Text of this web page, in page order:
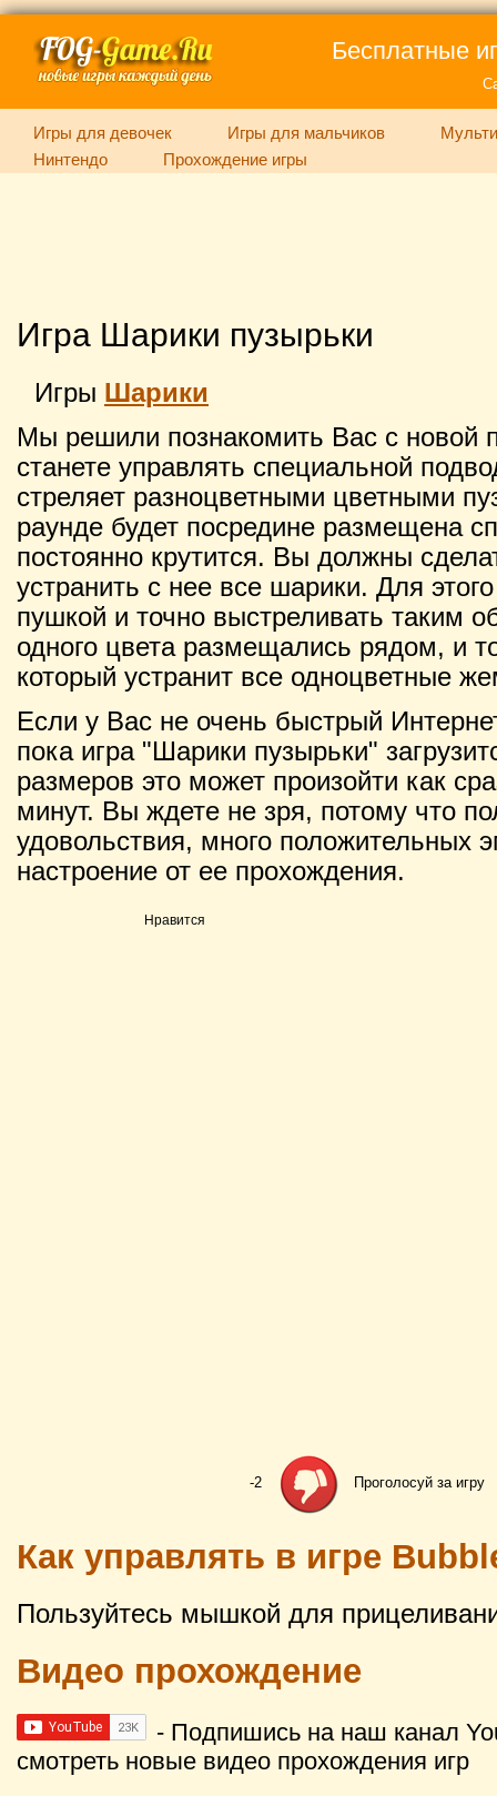
Бесплатные
Игры для девочек Игры для мальчиков
Нинтендо
Прохождение игры
Игра Шарики пузырьки
Игры Шарики
Мы решили познакомить Вас с новой
станете управлять специальной
стреляет разноцветными цветными
раунде будет посредине размещена
постоянно крутится. Вы должны
устранить с нее все шарики. Для
пушкой и точно выстреливать таким
одного цвета размещались рядом, и
который устранит все одноцветные
Если у Вас не очень быстрый
пока игра "Шарики пузырьки"
размеров это может произойти как
минут. Вы ждете не зря, потому что
удовольствия, много положительных
настроение от ее прохождения.
Нравится
-2 Проголосуй за игру
Как управлять в игре
Пользуйтесь мышкой для
Видео прохождение
- Подпишись на наш канал
смотреть новые видео прохождения игр